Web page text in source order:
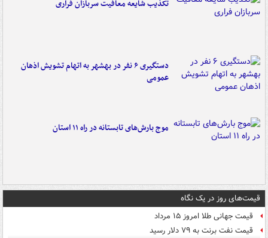
تکذیب شایعه معافیت سربازان فراری
دستگیری ۶ نفر در بهشهر به اتهام تشویش اذهان
عمومی
موج بارش‌های تابستانه در راه ۱۱ استان
قیمت‌های روز در یک نگاه
قیمت جهانی طلا امروز ۱۵ مرداد
قیمت نفت برنت به ۷۹ دلار رسید